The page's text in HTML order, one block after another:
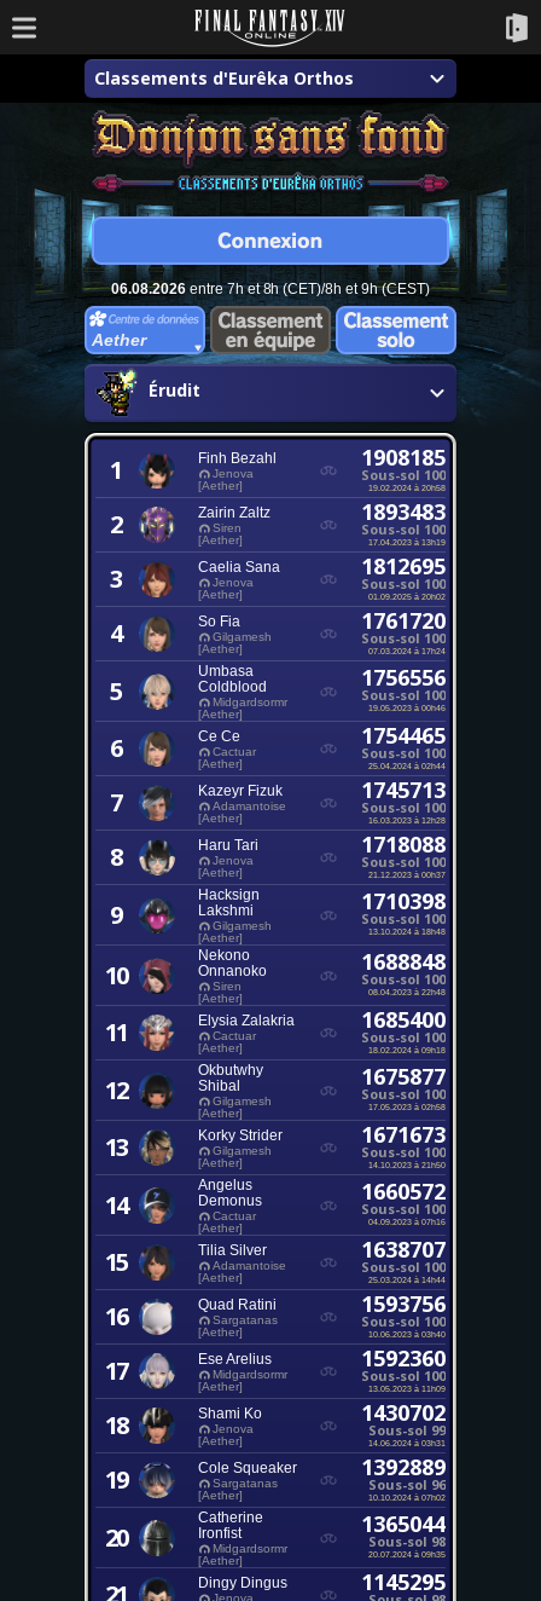
Classements d'Eurêka Orthos
06.08.2026entre 7h et 8h (CET)/8h et 9h (CEST)
Aether
Érudit
1 Finh Bezahl
Jenova
[Aether]
1908185
Sous-sol 100
19.02.2024 à 20h58
2 Zairin Zaltz
Siren
[Aether]
1893483
Sous-sol 100
17.04.2023 à 13h19
3 Caelia Sana
Jenova
[Aether]
1812695
Sous-sol 100
01.09.2025 à 20h02
4 So Fia
Gilgamesh
[Aether]
1761720
Sous-sol 100
07.03.2024 à 17h24
5
Umbasa
Coldblood
Midgardsormr
[Aether]
1756556
Sous-sol 100
19.05.2023 à 00h46
6 Ce Ce
Cactuar
[Aether]
1754465
Sous-sol 100
25.04.2024 à 02h44
7 Kazeyr Fizuk
Adamantoise
[Aether]
1745713
Sous-sol 100
16.03.2023 à 12h28
8 Haru Tari
Jenova
[Aether]
1718088
Sous-sol 100
21.12.2023 à 00h37
9
Hacksign
Lakshmi
Gilgamesh
[Aether]
1710398
Sous-sol 100
13.10.2024 à 18h48
10
Nekono
Onnanoko
Siren
[Aether]
1688848
Sous-sol 100
08.04.2023 à 22h48
11 Elysia Zalakria
Cactuar
[Aether]
1685400
Sous-sol 100
18.02.2024 à 09h18
12
Okbutwhy
Shibal
Gilgamesh
[Aether]
1675877
Sous-sol 100
17.05.2023 à 02h58
13 Korky Strider
Gilgamesh
[Aether]
1671673
Sous-sol 100
14.10.2023 à 21h50
14
Angelus
Demonus
Cactuar
[Aether]
1660572
Sous-sol 100
04.09.2023 à 07h16
15 Tilia Silver
Adamantoise
[Aether]
1638707
Sous-sol 100
25.03.2024 à 14h44
16 Quad Ratini
Sargatanas
[Aether]
1593756
Sous-sol 100
10.06.2023 à 03h40
17 Ese Arelius
Midgardsormr
[Aether]
1592360
Sous-sol 100
13.05.2023 à 11h09
18 Shami Ko
Jenova
[Aether]
1430702
Sous-sol 99
14.06.2024 à 03h31
19 Cole Squeaker
Sargatanas
[Aether]
1392889
Sous-sol 96
10.10.2024 à 07h02
20
Catherine
Ironfist
Midgardsormr
[Aether]
1365044
Sous-sol 98
20.07.2024 à 09h35
Dingy Dingus
Jenova
1145295